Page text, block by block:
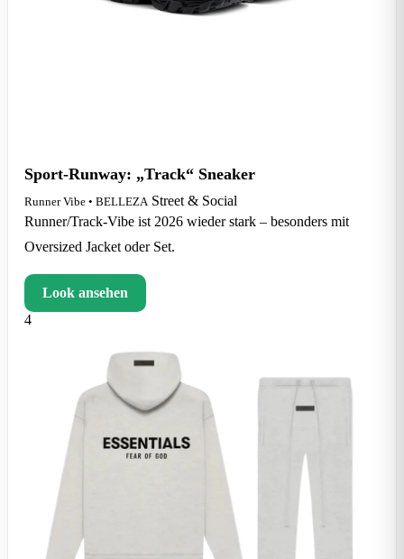
Sport-Runway: „Track“ Sneaker
Runner Vibe • BELLEZA Street & Social
Runner/Track-Vibe ist 2026 wieder stark – besonders mit
Oversized Jacket oder Set.
Look ansehen
4